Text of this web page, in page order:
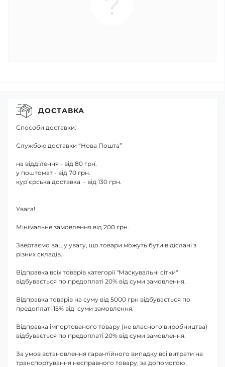
ДОСТАВКА
Способи доставки:
Службою доставки “Нова Пошта”
на відділення - від 80 грн.
у поштомат - від 70 грн.
кур’єрська доставка - від 130 грн.
Увага!
Мінімальне замовлення від 200 грн.
Звертаємо вашу увагу, що товари можуть бути відіслані з
різних складів.
Відправка всіх товарів категорії "Маскувальні сітки"
відбувається по предоплаті 20% від суми замовлення.
Відправка товарів на суму від 5000 грн відбувається по
предоплаті 15% від суми замовлення.
Відправка імпортованого товару (не власного виробництва)
відбувається по предоплаті 20% від суми замовлення.
За умов встановлення гарантійного випадку всі витрати на
транспортування несправного товару, за допомогою